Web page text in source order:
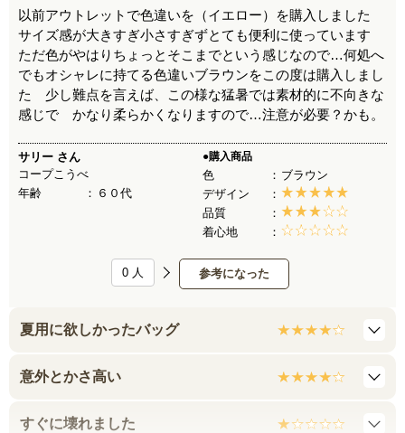
以前アウトレットで色違いを（イエロー）を購入しました
サイズ感が大きすぎ小さすぎずとても便利に使っています
ただ色がやはりちょっとそこまでという感じなので…何処へ
でもオシャレに持てる色違いブラウンをこの度は購入しまし
た 少し難点を言えば、この様な猛暑では素材的に不向きな
感じで かなり柔らかくなりますので…注意が必要？かも。
サリー さん
コープこうべ
年齢
６０代
●購入商品
色
ブラウン
デザイン
品質
着心地
参考になった
0 人
夏用に欲しかったバッグ
意外とかさ高い
すぐに壊れました